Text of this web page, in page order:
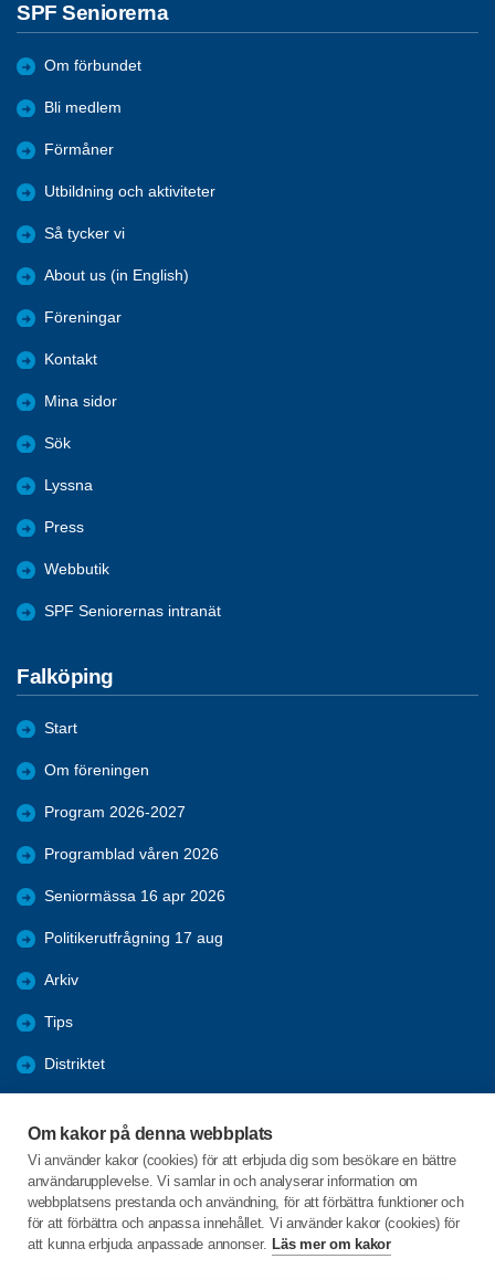
Om kakor på denna webbplats
Vi använder kakor (cookies) för att erbjuda dig som besökare en bättre
användarupplevelse. Vi samlar in och analyserar information om
webbplatsens prestanda och användning, för att förbättra funktioner och
för att förbättra och anpassa innehållet. Vi använder kakor (cookies) för
att kunna erbjuda anpassade annonser. Läs mer om kakor
SPF Seniorerna
Om förbundet
Bli medlem
Förmåner
Utbildning och aktiviteter
Så tycker vi
About us (in English)
Föreningar
Kontakt
Mina sidor
Sök
Lyssna
Press
Webbutik
SPF Seniorernas intranät
Falköping
Start
Om föreningen
Program 2026-2027
Programblad våren 2026
Seniormässa 16 apr 2026
Politikerutfrågning 17 aug
Arkiv
Tips
Distriktet
Bli medlem
Nyheter
C/o:Ulla-Britt Hellman